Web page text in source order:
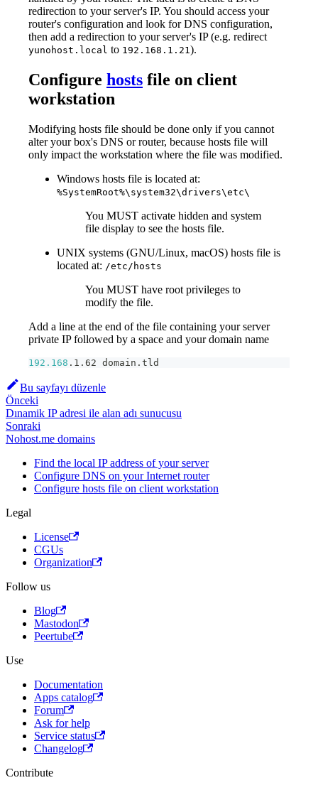
redirection to your server's IP. You should access your
router's configuration and look for DNS configuration,
then add a redirection to your server's IP (e.g. redirect
yunohost.local to 192.168.1.21).
Configure hosts file on client
workstation
Modifying hosts file should be done only if you cannot
alter your box's DNS or router, because hosts file will
only impact the workstation where the file was modified.
Windows hosts file is located at:
%SystemRoot%\system32\drivers\etc\
You MUST activate hidden and system
file display to see the hosts file.
UNIX systems (GNU/Linux, macOS) hosts file is
located at: /etc/hosts
You MUST have root privileges to
modify the file.
Add a line at the end of the file containing your server
private IP followed by a space and your domain name
192.168 .1.62 domain.tld
Bu sayfayı düzenle
Önceki
Dınamik IP adresi ile alan adı sunucusu
Sonraki
Nohost.me domains
Find the local IP address of your server
Configure DNS on your Internet router
Configure hosts file on client workstation
Legal
License
CGUs
Organization
Follow us
Blog
Mastodon
Peertube
Use
Documentation
Apps catalog
Forum
Ask for help
Service status
Changelog
Contribute